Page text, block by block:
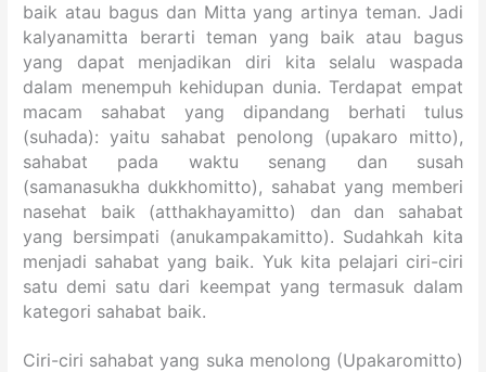
baik atau bagus dan Mitta yang artinya teman. Jadi
kalyanamitta berarti teman yang baik atau bagus
yang dapat menjadikan diri kita selalu waspada
dalam menempuh kehidupan dunia. Terdapat empat
macam sahabat yang dipandang berhati tulus
(suhada): yaitu sahabat penolong (upakaro mitto),
sahabat pada waktu senang dan susah
(samanasukha dukkhomitto), sahabat yang memberi
nasehat baik (atthakhayamitto) dan dan sahabat
yang bersimpati (anukampakamitto). Sudahkah kita
menjadi sahabat yang baik. Yuk kita pelajari ciri-ciri
satu demi satu dari keempat yang termasuk dalam
kategori sahabat baik.
Ciri-ciri sahabat yang suka menolong (Upakaromitto)